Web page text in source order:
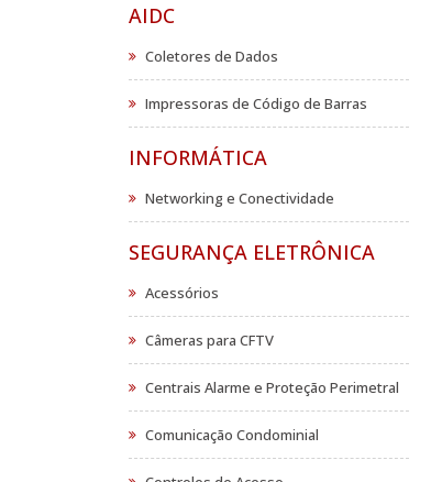
AIDC
Coletores de Dados
Impressoras de Código de Barras
INFORMÁTICA
Networking e Conectividade
SEGURANÇA ELETRÔNICA
Acessórios
Câmeras para CFTV
Centrais Alarme e Proteção Perimetral
Comunicação Condominial